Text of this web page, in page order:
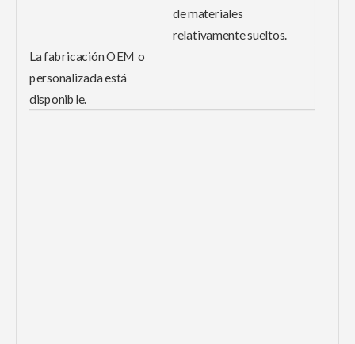
de materiales
relativamente sueltos.
La fabricación OEM o
personalizada está
disponible.